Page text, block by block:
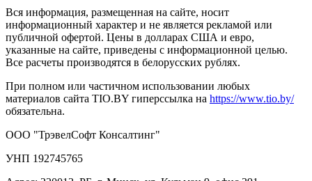
Вся информация, размещенная на сайте, носит
информационный характер и не является рекламой или
публичной офертой. Цены в долларах США и евро,
указанные на сайте, приведены с информационной целью.
Все расчеты производятся в белорусских рублях.
При полном или частичном использовании любых
материалов сайта TIO.BY гиперссылка на https://www.tio.by/
обязательна.
ООО "ТрэвелСофт Консалтинг"
УНП 192745765